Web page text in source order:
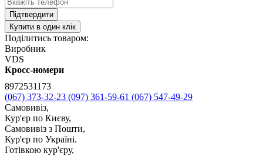
Підтвердити
Купити в один клік
Поділитись товаром:
Виробник
VDS
Кросс-номери
8972531173
(067) 373-32-23 (097) 361-59-61 (067) 547-49-29
Самовивіз,
Кур'єр по Києву,
Самовивіз з Пошти,
Кур'єр по Україні.
Готівкою кур'єру,